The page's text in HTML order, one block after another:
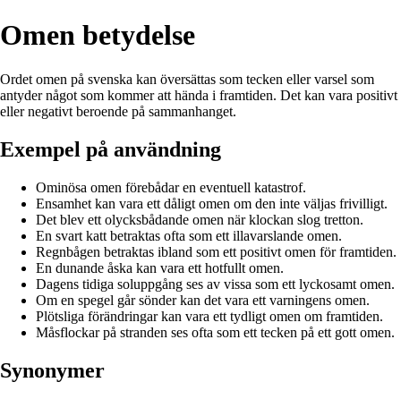
Omen betydelse
Ordet omen på svenska kan översättas som tecken eller varsel som
antyder något som kommer att hända i framtiden. Det kan vara positivt
eller negativt beroende på sammanhanget.
Exempel på användning
Ominösa omen förebådar en eventuell katastrof.
Ensamhet kan vara ett dåligt omen om den inte väljas frivilligt.
Det blev ett olycksbådande omen när klockan slog tretton.
En svart katt betraktas ofta som ett illavarslande omen.
Regnbågen betraktas ibland som ett positivt omen för framtiden.
En dunande åska kan vara ett hotfullt omen.
Dagens tidiga soluppgång ses av vissa som ett lyckosamt omen.
Om en spegel går sönder kan det vara ett varningens omen.
Plötsliga förändringar kan vara ett tydligt omen om framtiden.
Måsflockar på stranden ses ofta som ett tecken på ett gott omen.
Synonymer